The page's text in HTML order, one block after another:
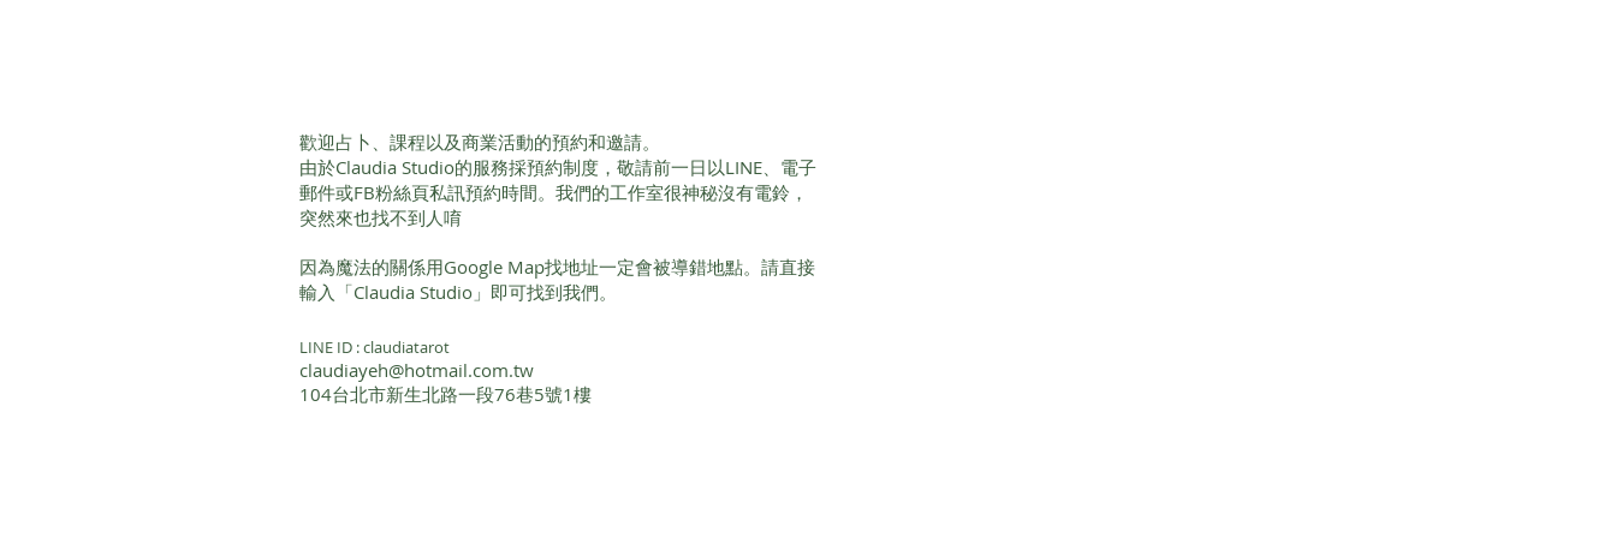
面占與函批的區別
下各代的女人與土地
歡迎占卜、課程以及商業活動的預約和邀請。
由於Claudia Studio的服務採預約制度，敬請前一日以LINE、電子
郵件或FB粉絲頁私訊預約時間。我們的工作室很神秘沒有電鈴，
突然來也找不到人唷
因為魔法的關係用Google Map找地址一定會被導錯地點。請直接
輸入「Claudia Studio」即可找到我們。
LINE ID : claudiatarot
claudiayeh@hotmail.com.tw
104台北市新生北路一段76巷5號1樓